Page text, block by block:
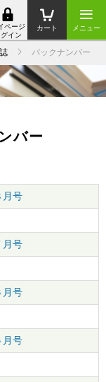
メニュー
カート
ページ
グイン
バックナンバー
バー
月号
月号
月号
月号